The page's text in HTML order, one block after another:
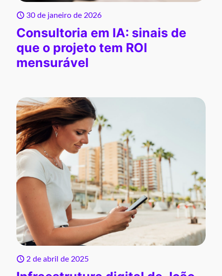
30 de janeiro de 2026
Consultoria em IA: sinais de
que o projeto tem ROI
mensurável
2 de abril de 2025